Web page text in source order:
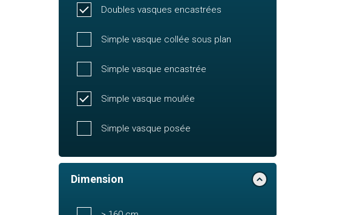
Doubles vasques encastrées
Simple vasque collée sous plan
Simple vasque encastrée
Simple vasque moulée
Simple vasque posée
Dimension